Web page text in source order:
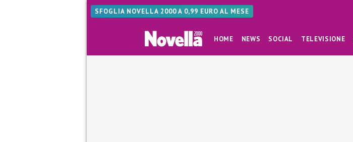
SFOGLIA NOVELLA 2000 A 0,99 EURO AL MESE
HOME NEWS SOCIAL TELEVISIONE